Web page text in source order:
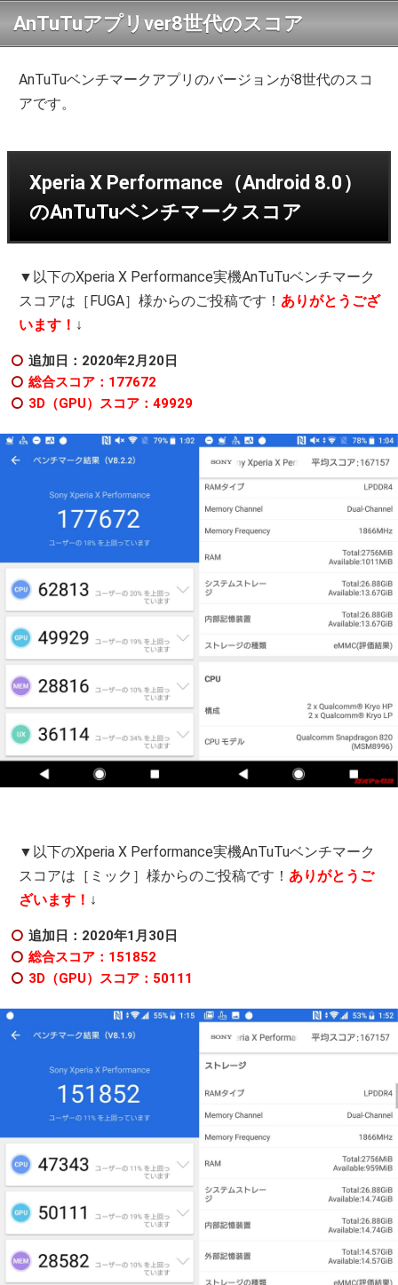
AnTuTuアプリver8世代のスコア
AnTuTuベンチマークアプリのバージョンが8世代のスコ
アです。
Xperia X Performance（Android 8.0）
のAnTuTuベンチマークスコア
▼以下のXperia X Performance実機AnTuTuベンチマーク
スコアは［FUGA］様からのご投稿です！ ありがとうござ
います！ ↓
追加日：2020年2月20日
総合スコア：177672
3D（GPU）スコア：49929
▼以下のXperia X Performance実機AnTuTuベンチマーク
スコアは［ミック］様からのご投稿です！ ありがとうご
ざいます！ ↓
追加日：2020年1月30日
総合スコア：151852
3D（GPU）スコア：50111